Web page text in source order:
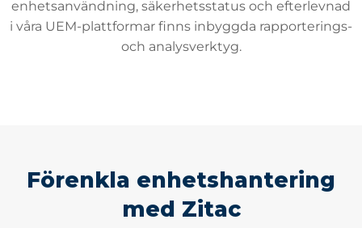
enhetsanvändning, säkerhetsstatus och efterlevnad
i våra UEM-plattformar finns inbyggda rapporterings-
och analysverktyg.
Förenkla enhetshantering
med Zitac